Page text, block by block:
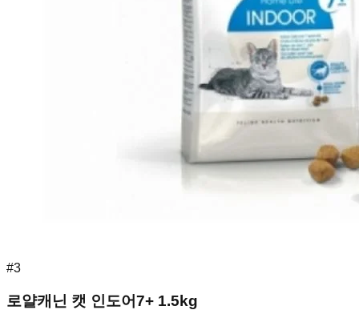
#3
로얄캐닌 캣 인도어7+ 1.5kg